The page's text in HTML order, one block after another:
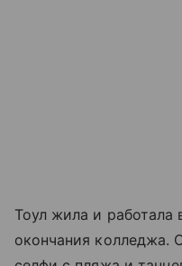
Тоул жила и
окончания колледжа.